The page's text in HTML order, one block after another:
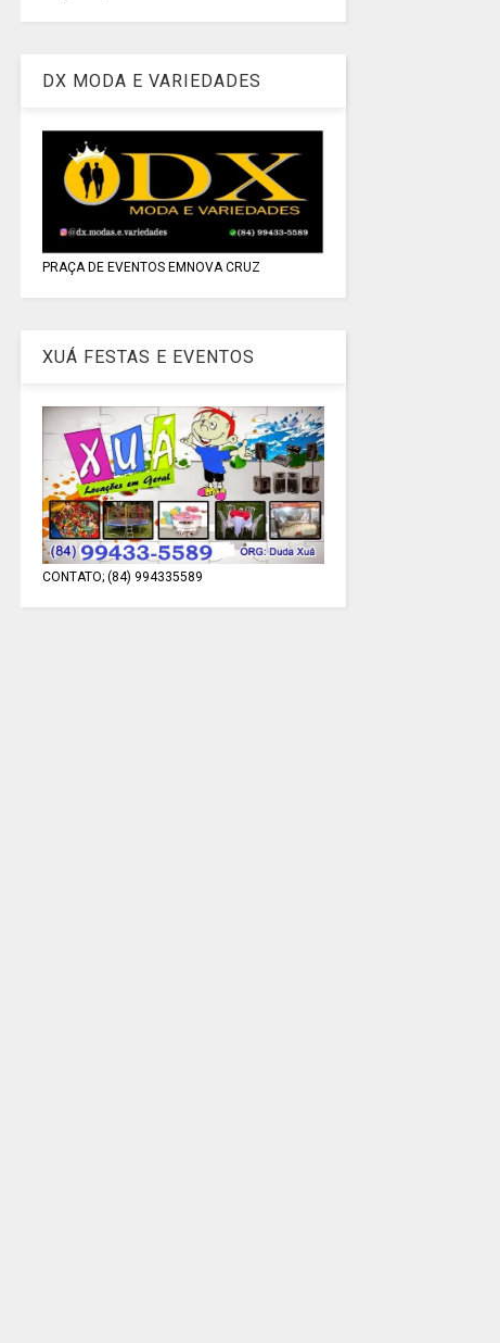
DX MODA E VARIEDADES
PRAÇA DE EVENTOS EMNOVA CRUZ
XUÁ FESTAS E EVENTOS
CONTATO; (84) 994335589